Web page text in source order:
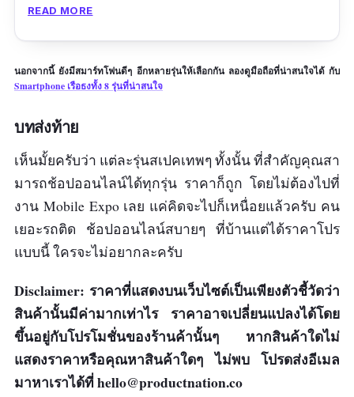
micro SD ซึ่งหายากแล้วในมือถือรุ่นปัจจุบัน
ตัวเครื่องสวย ไหลลื่นดีไม่มีปัญหา
ใส่ได้ 2 ซิมแถมใส่sd card ได้ด้วย ชอบค่ะ
ปัญหาเลยครับ เล่นเกมลื่นทุกเกมครับ
ข้อดี
ให้ถาดซิมแบบ Hybrid Slot รองรับ 2 Sim +
แบตเตอรี่ 3,500 mAh อีกด้วย มีระบบ AI ช่วย
ให้ประหยัดแบตเตอรี่มากขึ้น
CPU Snapdragon 660 AIE แบบจัดเต็ม
ข้อเสีย
READ MORE
นอกจากนี้ ยังมีสมาร์ทโฟนดีๆ อีกหลายรุ่นให้เลือกกัน ลองดูมือถือที่น่าสนใจได้ กับ
Smartphone เรือธงทั้ง 8 รุ่นที่น่าสนใจ
บทส่งท้าย
เห็นมั้ยครับว่า แต่ละรุ่นสเปคเทพๆ ทั้งนั้น ที่สำคัญคุณสา
มารถช้อปออนไลน์ได้ทุกรุ่น ราคาก็ถูก โดยไม่ต้องไปที่
งาน Mobile Expo เลย แค่คิดจะไปก็เหนื่อยแล้วครับ คน
เยอะรถติด ช้อปออนไลน์สบายๆ ที่บ้านแต่ได้ราคาโปร
แบบนี้ ใครจะไม่อยากละครับ
Disclaimer: ราคาที่แสดงบนเว็บไซต์เป็นเพียงตัวชี้วัดว่า
สินค้านั้นมีค่ามากเท่าไร ราคาอาจเปลี่ยนแปลงได้โดย
ขึ้นอยู่กับโปรโมชั่นของร้านค้านั้นๆ หากสินค้าใดไม่
แสดงราคาหรือคุณหาสินค้าใดๆ ไม่พบ โปรดส่งอีเมล
มาหาเราได้ที่hello@productnation.co